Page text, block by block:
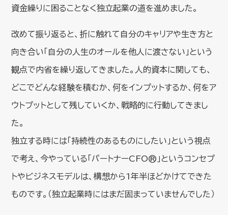
資金繰りに困ることなく独立起業の道を進めました。
改めて振り返ると、折に触れて自分のキャリアや生き方と
向き合い「自分の人生のオールを他人に渡さない」という
観点で内省を繰り返してきました。人的資本に関しても、
どこでどんな経験を積むか、何をインプットするか、何をア
ウトプットとして残していくか、戦略的に行動してきまし
た。
独立する時には「持続性のあるものにしたい」という視点
で考え、今やっている「パートナーCFO®」というコンセプ
トやビジネスモデルは、構想から1年半ほどかけてできた
ものです。（独立起業時にはまだ固まっていませんでした）